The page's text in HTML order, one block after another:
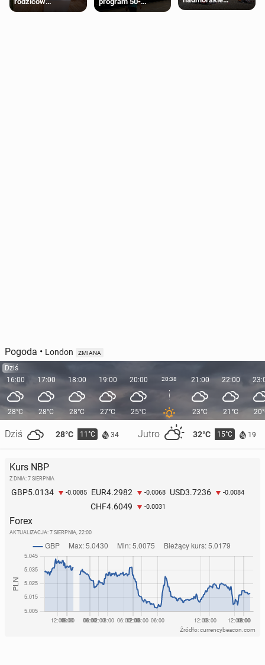
pobierających Child
procentowych
miasteczko blisko
Pogoda • London ZMIANA
Dziś
16:00
28°C
Dziś 28°C 11°C 34 Jutro 32°C 15°C 19
17:00
28°C
18:00
28°C
19:00
27°C
20:00
25°C
20:38 21:00
23°C
22:00
21°C
Kurs NBP
Z DNIA: 7 SIERPNIA
GBP5.0134 -0.0085 EUR4.2982 -0.0068 USD3.7236 -0.0084
CHF4.6049 -0.0031
Forex
AKTUALIZACJA: 7 SIERPNIA, 22:00
Źródło: currencybeacon.com